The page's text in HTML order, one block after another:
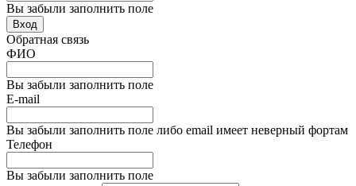
Вы забыли заполнить поле
Вход
Обратная связь
ФИО
Вы забыли заполнить поле
E-mail
Вы забыли заполнить поле либо email имеет неверный фортам
Телефон
Вы забыли заполнить поле